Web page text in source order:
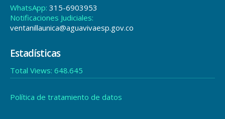
WhatsApp: 315-6903953
Notificaciones Judiciales:
ventanillaunica@aguavivaesp.gov.co
Estadísticas
Total Views: 648.645
Política de tratamiento de datos